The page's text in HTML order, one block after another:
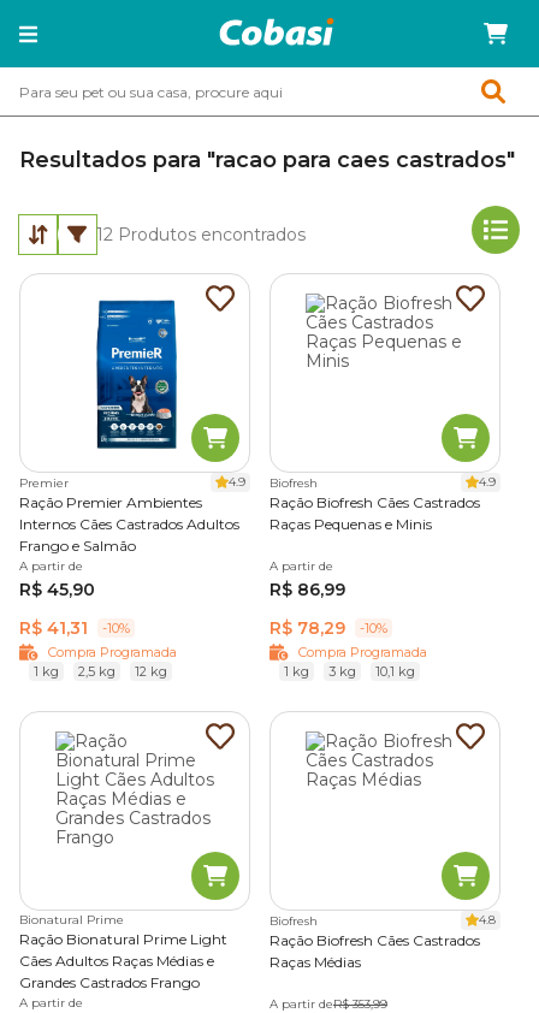
Resultados para "racao para caes castrados"
12 Produtos encontrados
Premier 4.9
Ração Premier Ambientes
Internos Cães Castrados Adultos
Frango e Salmão
A partir de
R$ 45,90
R$ 41,31
-10%
Compra Programada
1 kg
2,5 kg 12 kg
Biofresh 4.9
Ração Biofresh Cães Castrados
Raças Pequenas e Minis
A partir de
R$ 86,99
R$ 78,29
-10%
Compra Programada
1 kg
3 kg 10,1 kg
Bionatural Prime
Ração Bionatural Prime Light
Cães Adultos Raças Médias e
Grandes Castrados Frango
A partir de
Biofresh 4.8
Ração Biofresh Cães Castrados
Raças Médias
A partir deR$ 353,99